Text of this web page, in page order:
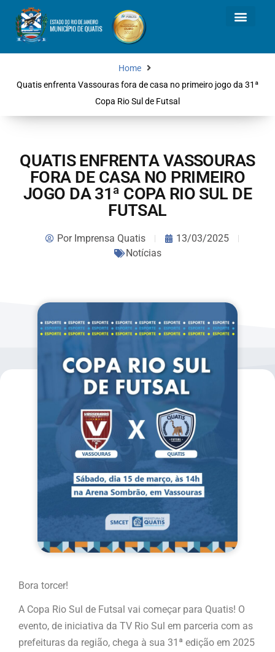
Home
Quatis enfrenta Vassouras fora de casa no primeiro jogo da 31ª
Copa Rio Sul de Futsal
QUATIS ENFRENTA VASSOURAS
FORA DE CASA NO PRIMEIRO
JOGO DA 31ª COPA RIO SUL DE
FUTSAL
PorImprensa Quatis
13/03/2025
Notícias
Bora torcer!
A Copa Rio Sul de Futsal vai começar para Quatis! O
evento, de iniciativa da TV Rio Sul em parceria com as
prefeituras da região, chega à sua 31ª edição em 2025